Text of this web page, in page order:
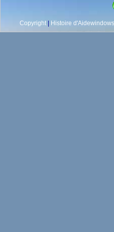
Copyright| Histoire d'Aidewindows